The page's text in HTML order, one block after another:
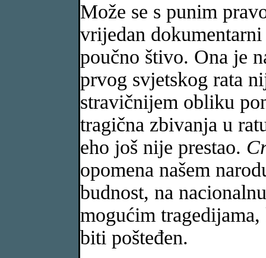
Može se s punim
vrijedan
poučno štivo. Ona je
prvog svjetskog rata
stravičnijem obliku
tragična zbivanja u
eho još nije prestao.
opomena našem
budnost, na
mogućim
biti pošteđen.